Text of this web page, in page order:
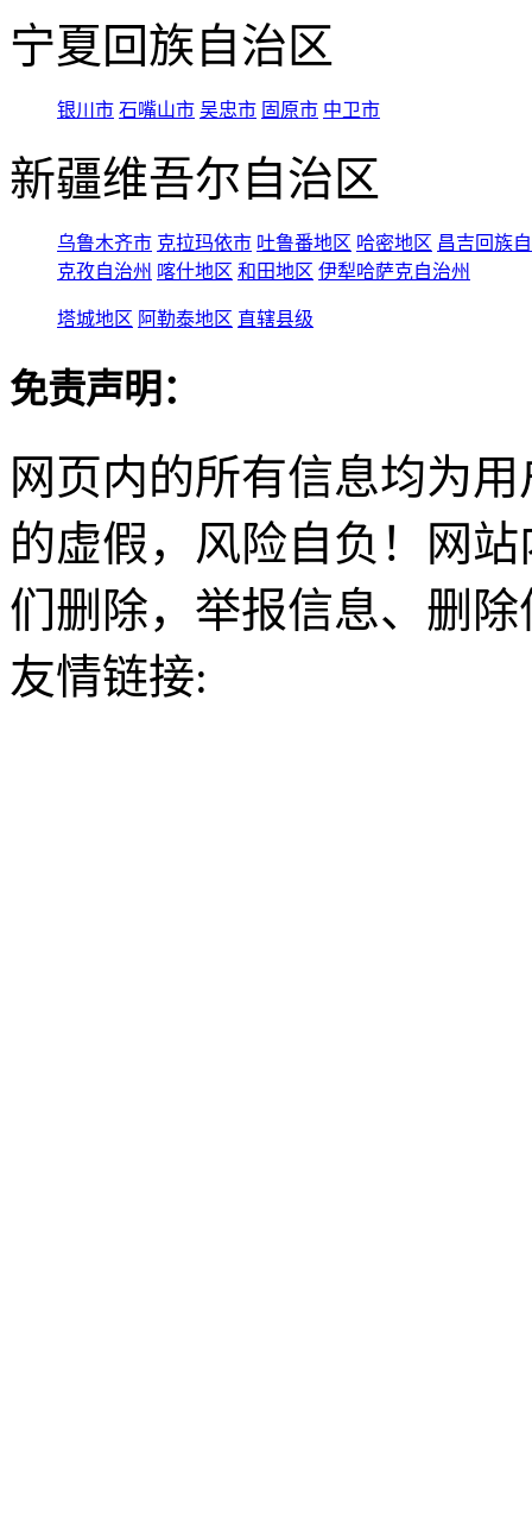
宁夏回族自治区
银川市 石嘴山市 吴忠市 固原市 中卫市
新疆维吾尔自治区
乌鲁木齐市 克拉玛依市 吐鲁番地区 哈密地区 昌吉回族
克孜自治州 喀什地区 和田地区 伊犁哈萨克自治州
塔城地区 阿勒泰地区 直辖县级
免责声明：
网页内的所有信息均为
的虚假，风险自负！网
们删除，举报信息、删
友情链接: